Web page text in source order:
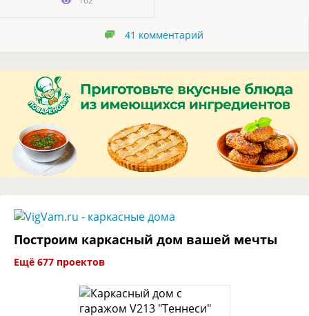
41 комментарий
Построим каркасный дом вашей мечты
Ещё 677 проектов